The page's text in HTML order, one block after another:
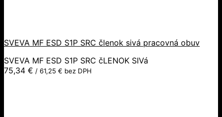
SVEVA MF ESD S1P SRC členok sivá pracovná obuv
SVEVA MF ESD S1P SRC čLENOK SIVá
75,34 € / 61,25 € bez DPH